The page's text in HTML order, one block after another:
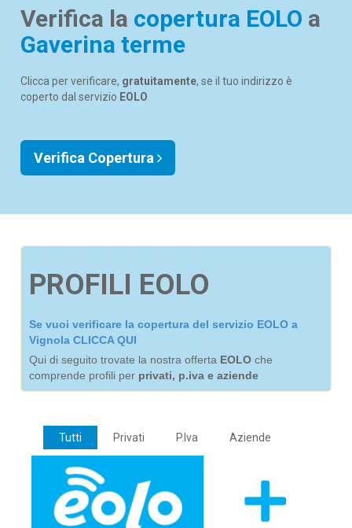
Verifica la copertura EOLO a
Gaverina terme
Clicca per verificare, gratuitamente, se il tuo indirizzo è
coperto dal servizio EOLO
Verifica Copertura
PROFILI EOLO
Se vuoi verificare la copertura del servizio EOLO a
Vignola CLICCA QUI
Qui di seguito trovate la nostra offerta EOLO che
comprende profili per privati, p.iva e aziende
Tutti Privati P.Iva Aziende